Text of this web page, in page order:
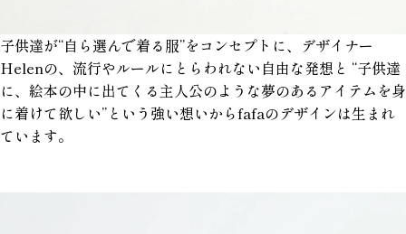
子供達が“自ら選んで着る服”をコンセプトに、デザイナー
Helenの、流行やルールにとらわれない自由な発想と “子供達
に、絵本の中に出てくる主人公のような夢のあるアイテムを身
に着けて欲しい”という強い想いからfafaのデザインは生まれ
ています。